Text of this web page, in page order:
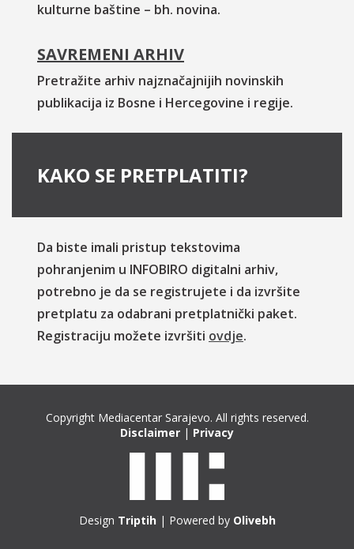
kulturne baštine – bh. novina.
SAVREMENI ARHIV
Pretražite arhiv najznačajnijih novinskih
publikacija iz Bosne i Hercegovine i regije.
KAKO SE PRETPLATITI?
Da biste imali pristup tekstovima
pohranjenim u INFOBIRO digitalni arhiv,
potrebno je da se registrujete i da izvršite
pretplatu za odabrani pretplatnički paket.
Registraciju možete izvršiti ovdje.
Copyright Mediacentar Sarajevo. All rights reserved.
Disclaimer | Privacy
Design Triptih| Powered by Olivebh